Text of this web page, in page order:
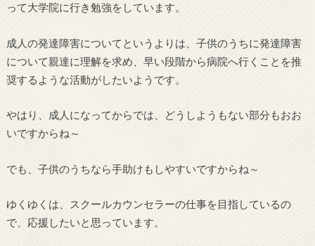
って大学院に行き勉強をしています。
成人の発達障害についてというよりは、子供のうちに発達障害
について親達に理解を求め、早い段階から病院へ行くことを推
奨するような活動がしたいようです。
やはり、成人になってからでは、どうしようもない部分もおお
いですからね～
でも、子供のうちなら手助けもしやすいですからね～
ゆくゆくは、スクールカウンセラーの仕事を目指しているの
で、応援したいと思っています。